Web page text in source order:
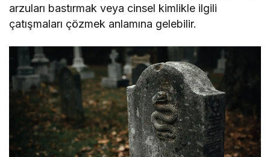
arzuları bastırmak veya cinsel kimlikle ilgili
çatışmaları çözmek anlamına gelebilir.